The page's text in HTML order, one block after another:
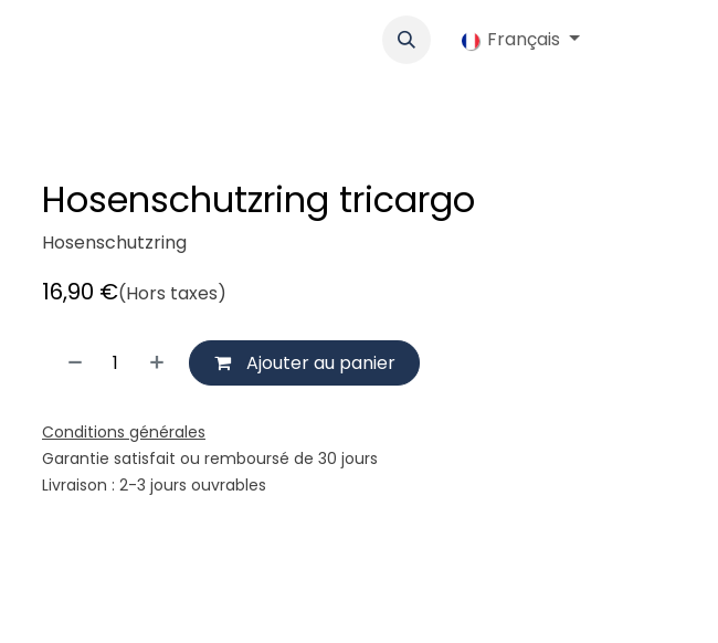
Coopérative Emplois Boutique
Français
Hosenschutzring tricargo
Hosenschutzring
16,90 €(Hors taxes)
Ajouter au panier
Conditions générales
Garantie satisfait ou remboursé de 30 jours
Livraison : 2-3 jours ouvrables